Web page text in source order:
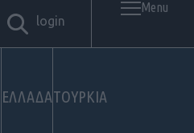
ΕΛΛΑΔΑΤΟΥΡΚΙΑ
login
Menu